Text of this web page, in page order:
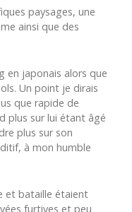
paysages, une
ainsi que des
en japonais alors que
Un point je dirais
que rapide de
plus sur lui étant âgé
plus sur son
à mon humble
et bataille étaient
furtives et peu